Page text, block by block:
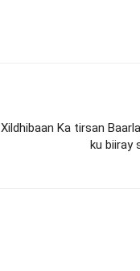
Xildhibaan Ka tirsan
ku biiray